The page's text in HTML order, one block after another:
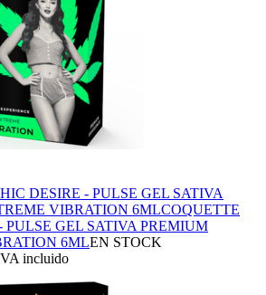
DESIRE - PULSE GEL SATIVA
VIBRATION 6MLCOQUETTE
PULSE GEL SATIVA PREMIUM
6MLEN STOCK
incluido